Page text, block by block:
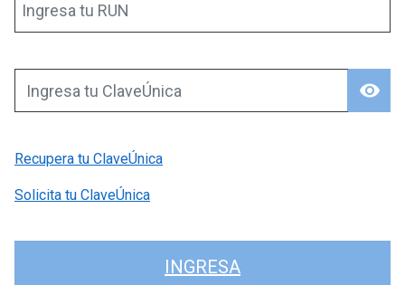
Ingresa tu RUN
visibility
Ingresa tu ClaveÚnica
Recupera tu ClaveÚnica
Solicita tu ClaveÚnica
INGRESA